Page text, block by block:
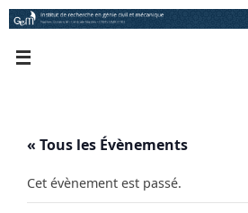
Passer
au
« Tous les Évènements
Cet évènement est passé.